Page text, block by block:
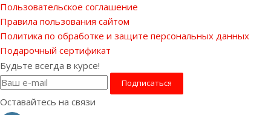
Пользовательское соглашение
Правила пользования сайтом
Политика по обработке и защите персональных данных
Подарочный сертификат
Будьте всегда в курсе!
Оставайтесь на связи